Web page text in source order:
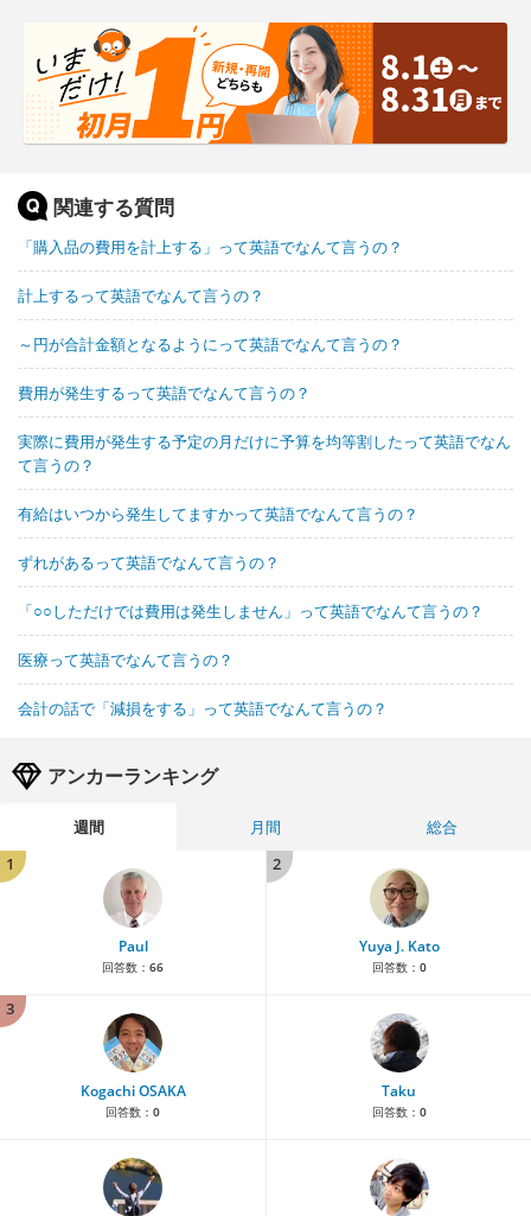
関連する質問
「購入品の費用を計上する」って英語でなんて言うの？
計上するって英語でなんて言うの？
～円が合計金額となるようにって英語でなんて言うの？
費用が発生するって英語でなんて言うの？
実際に費用が発生する予定の月だけに予算を均等割したって英語でなん
て言うの？
有給はいつから発生してますかって英語でなんて言うの？
ずれがあるって英語でなんて言うの？
「○○しただけでは費用は発生しません」って英語でなんて言うの？
医療って英語でなんて言うの？
会計の話で「減損をする」って英語でなんて言うの？
アンカーランキング
週間 月間
総合
1
Paul
回答数： 66
2
Yuya J. Kato
回答数： 0
3
Kogachi OSAKA
回答数： 0
Taku
回答数： 0